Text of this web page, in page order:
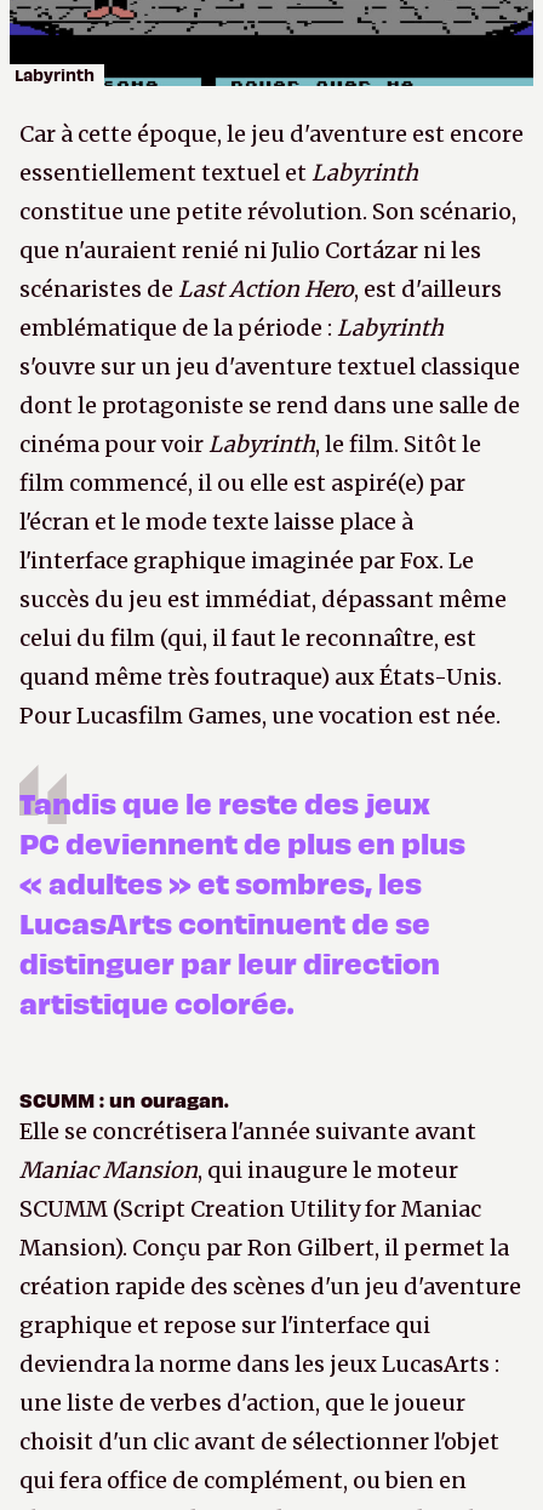
Labyrinth
Car à cette époque, le jeu d'aventure est encore
essentiellement textuel etLabyrinth
constitue une petite révolution. Son scénario,
que n'auraient renié ni Julio Cortázar ni les
scénaristes de Last Action Hero, est d'ailleurs
emblématique de la période : Labyrinth
s'ouvre sur un jeu d'aventure textuel classique
dont le protagoniste se rend dans une salle de
cinéma pour voirLabyrinth, le film. Sitôt le
film commencé, il ou elle est aspiré(e) par
l'écran et le mode texte laisse place à
l'interface graphique imaginée par Fox. Le
succès du jeu est immédiat, dépassant même
celui du film (qui, il faut le reconnaître, est
quand même très foutraque) aux États-Unis.
Pour Lucasfilm Games, une vocation est née.
Tandis que le reste des jeux
PC deviennent de plus en plus
« adultes » et sombres, les
LucasArts continuent de se
distinguer par leur direction
artistique colorée.
SCUMM : un ouragan.
Elle se concrétisera l'année suivante avant
Maniac Mansion, qui inaugure le moteur
SCUMM (Script Creation Utility for Maniac
Mansion). Conçu par Ron Gilbert, il permet la
création rapide des scènes d'un jeu d'aventure
graphique et repose sur l'interface qui
deviendra la norme dans les jeux LucasArts :
une liste de verbes d'action, que le joueur
choisit d'un clic avant de sélectionner l'objet
qui fera office de complément, ou bien en